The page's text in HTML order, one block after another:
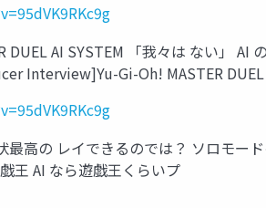
AI SYSTEM 「我々は ない」 AI
Interview]Yu-Gi-Oh! MASTER
高の レイできるのでは？ ソロモー
王 AI なら遊戯王くらいプ